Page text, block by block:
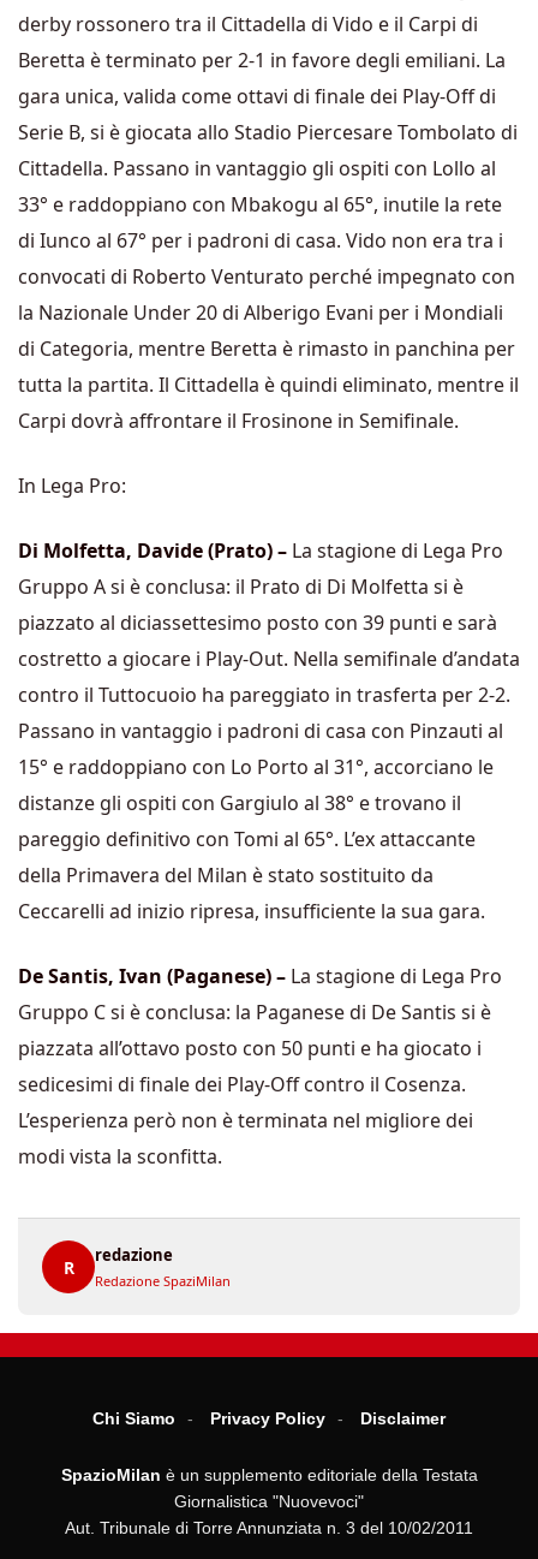
derby rossonero tra il Cittadella di Vido e il Carpi di
Beretta è terminato per 2-1 in favore degli emiliani. La
gara unica, valida come ottavi di finale dei Play-Off di
Serie B, si è giocata allo Stadio Piercesare Tombolato di
Cittadella. Passano in vantaggio gli ospiti con Lollo al
33° e raddoppiano con Mbakogu al 65°, inutile la rete
di Iunco al 67° per i padroni di casa. Vido non era tra i
convocati di Roberto Venturato perché impegnato con
la Nazionale Under 20 di Alberigo Evani per i Mondiali
di Categoria, mentre Beretta è rimasto in panchina per
tutta la partita. Il Cittadella è quindi eliminato, mentre il
Carpi dovrà affrontare il Frosinone in Semifinale.
In Lega Pro:
Di Molfetta, Davide (Prato) – La stagione di Lega Pro
Gruppo A si è conclusa: il Prato di Di Molfetta si è
piazzato al diciassettesimo posto con 39 punti e sarà
costretto a giocare i Play-Out. Nella semifinale d’andata
contro il Tuttocuoio ha pareggiato in trasferta per 2-2.
Passano in vantaggio i padroni di casa con Pinzauti al
15° e raddoppiano con Lo Porto al 31°, accorciano le
distanze gli ospiti con Gargiulo al 38° e trovano il
pareggio definitivo con Tomi al 65°. L’ex attaccante
della Primavera del Milan è stato sostituito da
Ceccarelli ad inizio ripresa, insufficiente la sua gara.
De Santis, Ivan (Paganese) – La stagione di Lega Pro
Gruppo C si è conclusa: la Paganese di De Santis si è
piazzata all’ottavo posto con 50 punti e ha giocato i
sedicesimi di finale dei Play-Off contro il Cosenza.
L’esperienza però non è terminata nel migliore dei
modi vista la sconfitta.
R
redazione
Redazione SpaziMilan
Chi Siamo Privacy Policy Disclaimer
SpazioMilan è un supplemento editoriale della Testata
Giornalistica "Nuovevoci"
Aut. Tribunale di Torre Annunziata n. 3 del 10/02/2011